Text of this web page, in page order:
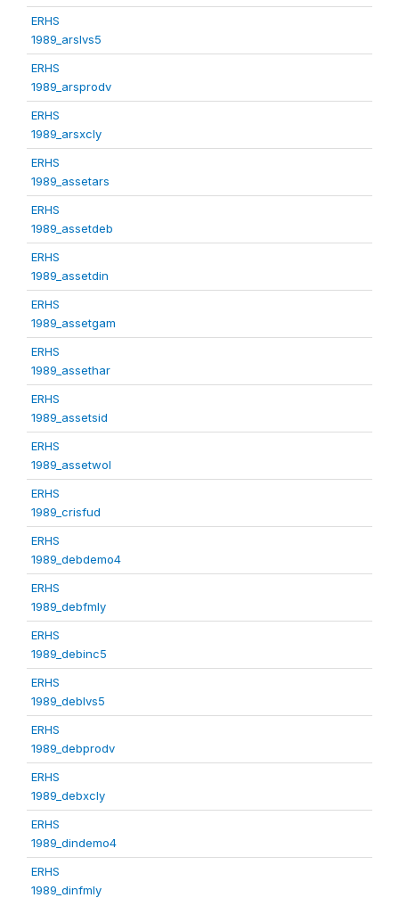
ERHS
1989_arslvs5
ERHS
1989_arsprodv
ERHS
1989_arsxcly
ERHS
1989_assetars
ERHS
1989_assetdeb
ERHS
1989_assetdin
ERHS
1989_assetgam
ERHS
1989_assethar
ERHS
1989_assetsid
ERHS
1989_assetwol
ERHS
1989_crisfud
ERHS
1989_debdemo4
ERHS
1989_debfmly
ERHS
1989_debinc5
ERHS
1989_deblvs5
ERHS
1989_debprodv
ERHS
1989_debxcly
ERHS
1989_dindemo4
ERHS
1989_dinfmly